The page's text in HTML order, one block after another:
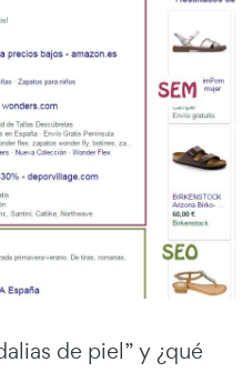
de piel” y ¿qué